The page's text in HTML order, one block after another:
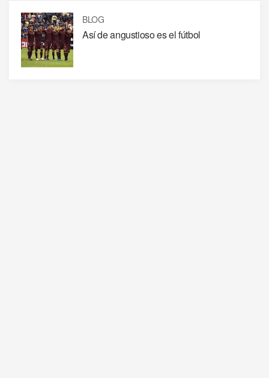
BLOG
Así de angustioso es el fútbol